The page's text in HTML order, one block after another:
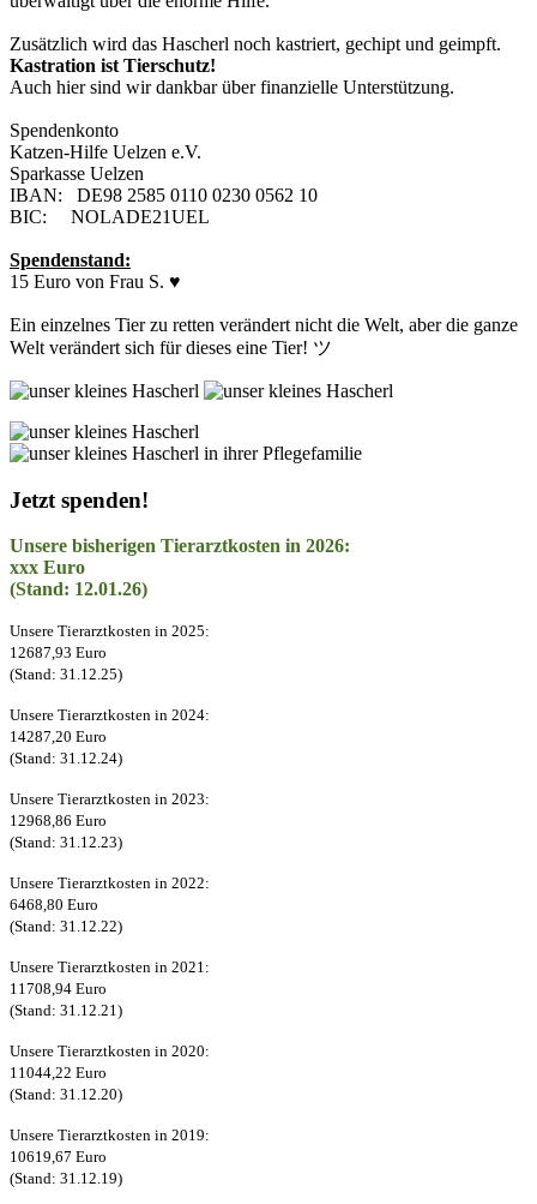
Zusätzlich wird das Hascherl noch kastriert, gechipt und geimpft.
Kastration ist Tierschutz!
Auch hier sind wir dankbar über finanzielle Unterstützung.
Spendenkonto
Katzen-Hilfe Uelzen e.V.
Sparkasse Uelzen
IBAN: DE98 2585 0110 0230 0562 10
BIC: NOLADE21UEL
Spendenstand:
15 Euro von Frau S. ♥
Ein einzelnes Tier zu retten verändert nicht die Welt, aber die ganze
Welt verändert sich für dieses eine Tier! ツ
Jetzt spenden!
Unsere bisherigen Tierarztkosten in 2026:
xxx Euro
(Stand: 12.01.26)
Unsere Tierarztkosten in 2025:
12687,93 Euro
(Stand: 31.12.25)
Unsere Tierarztkosten in 2024:
14287,20 Euro
(Stand: 31.12.24)
Unsere Tierarztkosten in 2023:
12968,86 Euro
(Stand: 31.12.23)
Unsere Tierarztkosten in 2022:
6468,80 Euro
(Stand: 31.12.22)
Unsere Tierarztkosten in 2021:
11708,94 Euro
(Stand: 31.12.21)
Unsere Tierarztkosten in 2020:
11044,22 Euro
(Stand: 31.12.20)
Unsere Tierarztkosten in 2019:
10619,67 Euro
(Stand: 31.12.19)